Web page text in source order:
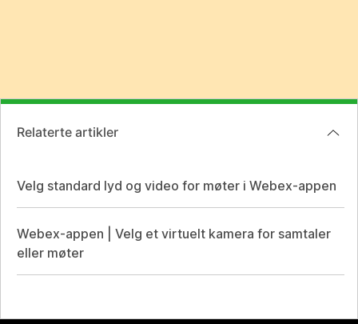
Relaterte artikler
Velg standard lyd og video for møter i Webex-appen
Webex-appen | Velg et virtuelt kamera for samtaler
eller møter